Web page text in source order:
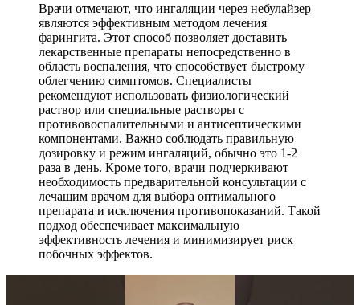
Врачи отмечают, что ингаляции через небулайзер
являются эффективным методом лечения
фарингита. Этот способ позволяет доставить
лекарственные препараты непосредственно в
область воспаления, что способствует быстрому
облегчению симптомов. Специалисты
рекомендуют использовать физиологический
раствор или специальные растворы с
противовоспалительными и антисептическими
компонентами. Важно соблюдать правильную
дозировку и режим ингаляций, обычно это 1-2
раза в день. Кроме того, врачи подчеркивают
необходимость предварительной консультации с
лечащим врачом для выбора оптимального
препарата и исключения противопоказаний. Такой
подход обеспечивает максимальную
эффективность лечения и минимизирует риск
побочных эффектов.